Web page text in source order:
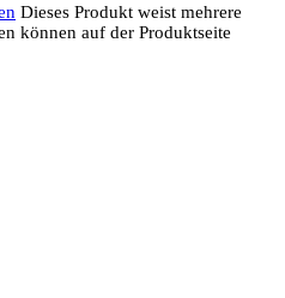
Dieses Produkt weist mehrere
können auf der Produktseite